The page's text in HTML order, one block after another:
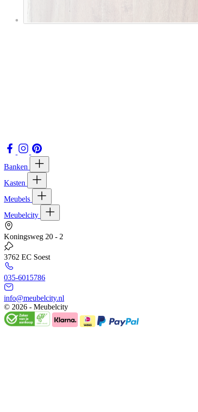
Banken
Kasten
Meubels
Meubelcity
Koningsweg 20 - 2
3762 EC Soest
035-6015786
info@meubelcity.nl
© 2026 - Meubelcity